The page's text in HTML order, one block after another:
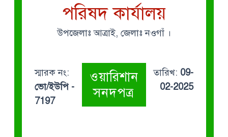
পরিষদ কার্যালয়
উপজেলাঃ আত্রাই, জেলাঃ নওগাঁ ।
স্মারক নং:
ভো/ইউপি -
7197
ওয়ারিশান
সনদপত্র
তারিখ: 09-
02-2025